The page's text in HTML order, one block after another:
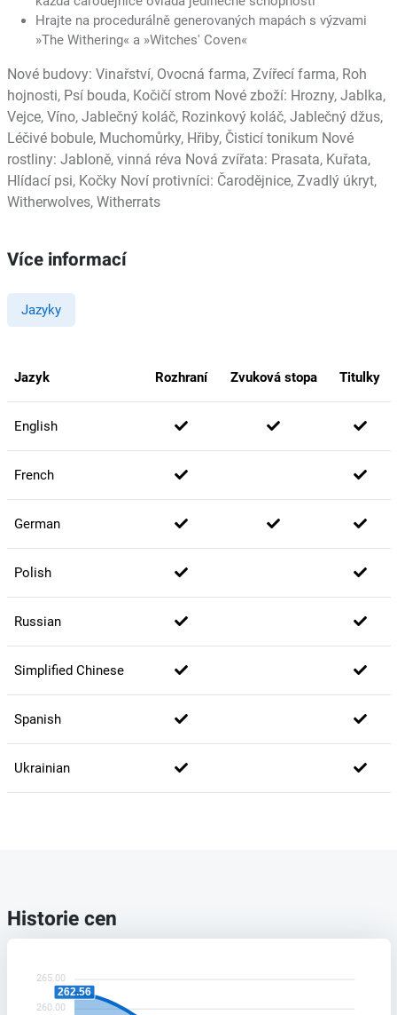
Hrajte na procedurálně generovaných mapách s výzvami
»The Withering« a »Witches' Coven«
Nové budovy: Vinařství, Ovocná farma, Zvířecí farma, Roh
hojnosti, Psí bouda, Kočičí strom Nové zboží: Hrozny, Jablka,
Vejce, Víno, Jablečný koláč, Rozinkový koláč, Jablečný džus,
Léčivé bobule, Muchomůrky, Hřiby, Čisticí tonikum Nové
rostliny: Jabloně, vinná réva Nová zvířata: Prasata, Kuřata,
Hlídací psi, Kočky Noví protivníci: Čarodějnice, Zvadlý úkryt,
Witherwolves, Witherrats
Více informací
Jazyky
Jazyk Rozhraní Zvuková stopa Titulky
English
French
German
Polish
Russian
Simplified Chinese
Spanish
Ukrainian
Historie cen
265.00
260.00
262.56